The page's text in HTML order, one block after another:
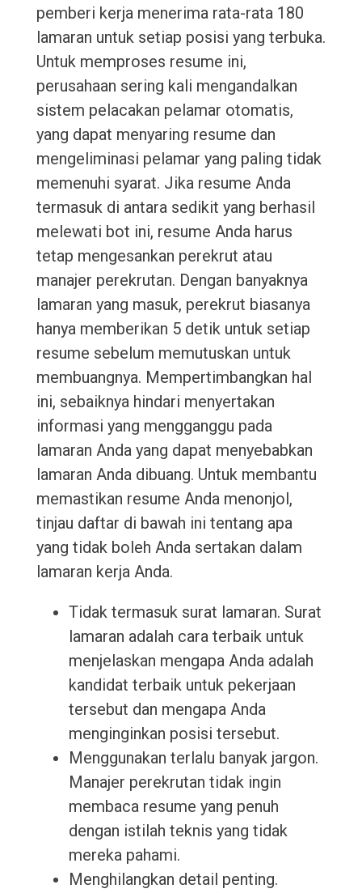
pemberi kerja menerima rata-rata 180
lamaran untuk setiap posisi yang terbuka.
Untuk memproses resume ini,
perusahaan sering kali mengandalkan
sistem pelacakan pelamar otomatis,
yang dapat menyaring resume dan
mengeliminasi pelamar yang paling tidak
memenuhi syarat. Jika resume Anda
termasuk di antara sedikit yang berhasil
melewati bot ini, resume Anda harus
tetap mengesankan perekrut atau
manajer perekrutan. Dengan banyaknya
lamaran yang masuk, perekrut biasanya
hanya memberikan 5 detik untuk setiap
resume sebelum memutuskan untuk
membuangnya. Mempertimbangkan hal
ini, sebaiknya hindari menyertakan
informasi yang mengganggu pada
lamaran Anda yang dapat menyebabkan
lamaran Anda dibuang. Untuk membantu
memastikan resume Anda menonjol,
tinjau daftar di bawah ini tentang apa
yang tidak boleh Anda sertakan dalam
lamaran kerja Anda.
Tidak termasuk surat lamaran. Surat
lamaran adalah cara terbaik untuk
menjelaskan mengapa Anda adalah
kandidat terbaik untuk pekerjaan
tersebut dan mengapa Anda
menginginkan posisi tersebut.
Menggunakan terlalu banyak jargon.
Manajer perekrutan tidak ingin
membaca resume yang penuh
dengan istilah teknis yang tidak
mereka pahami.
Menghilangkan detail penting.